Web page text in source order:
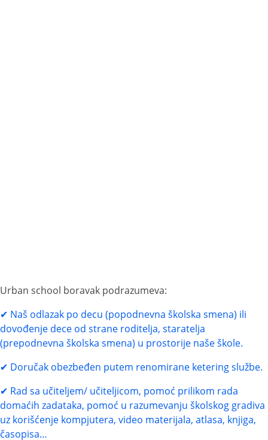
Urban school boravak podrazumeva:
Naš odlazak po decu (popodnevna školska smena) ili
dovođenje dece od strane roditelja, staratelja
(prepodnevna školska smena) u prostorije naše škole.
Doručak obezbeđen putem renomirane ketering službe.
Rad sa učiteljem/ učiteljicom, pomoć prilikom rada
domaćih zadataka, pomoć u razumevanju školskog gradiva
uz korišćenje kompjutera, video materijala, atlasa, knjiga,
časopisa…